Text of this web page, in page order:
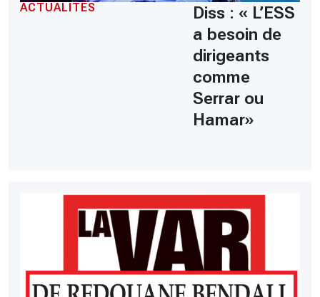
ACTUALITÉS
Diss : « L’ESS
a besoin de
dirigeants
comme
Serrar ou
Hamar»